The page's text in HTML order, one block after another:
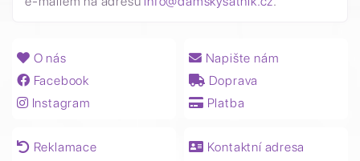
O nás
Facebook
Instagram
Napište nám
Doprava
Platba
Reklamace
Kontaktní adresa